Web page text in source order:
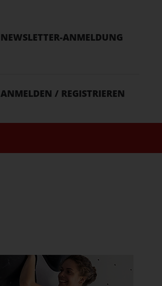
NEWSLETTER-ANMELDUNG
ANMELDEN / REGISTRIEREN